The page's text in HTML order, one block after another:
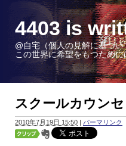
4403 is
@自宅（個人の見解に基づ
この世界に希望をもつため
スクールカウン
2010年7月19日 15:50 | パーマリンク